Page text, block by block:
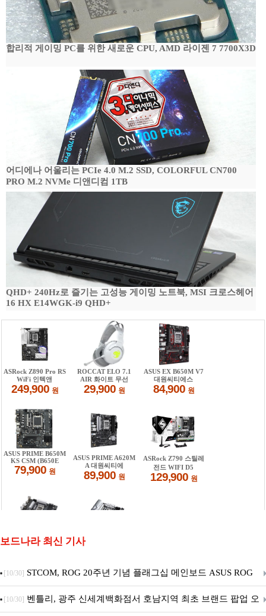
합리적 게이밍 PC를 위한 새로운 CPU, AMD 라이젠 7 7700X3D
어디에나 어울리는 PCIe 4.0 M.2 SSD, COLORFUL CN700
PRO M.2 NVMe 디앤디컴 1TB
QHD+ 240Hz로 즐기는 고성능 게이밍 노트북, MSI 크로스헤어
16 HX E14WGK-i9 QHD+
보드나라 최신 기사
[10/30] STCOM, ROG 20주년 기념 플래그십 메인보드 ASUS ROG
Crosshair X870E EDITION 20 국내 출시 예정
[10/30] 벤틀리, 광주 신세계백화점서 호남지역 최초 브랜드 팝업 오